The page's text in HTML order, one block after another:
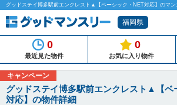
福岡県
0
最近見た物件
0
お気に入り物件
キャンペーン
グッドステイ博多駅前エンクレスト▲【ベ
対応】の物件詳細